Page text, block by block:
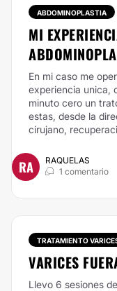
ABDOMINOPLASTIA
MI
En mi caso me
experiencia unica,
minuto cero un
estas, desde la
cirujano,
RA
RAQUELAS
1 comentario
TRATAMIENTO
VARICES
Llevo 6 sesiones